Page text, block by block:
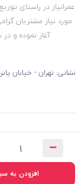
افزودن به
عمرانیاز در راستای
آغاز نموده و در سال 1397 با ظاهری
نشانی: تهران - خیابان